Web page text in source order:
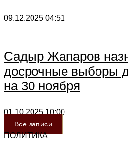
09.12.2025 04:51
Садыр Жапаров
досрочные выборы
на 30 ноября
01.10.202510:00
Все записи
ПОЛИТИКА